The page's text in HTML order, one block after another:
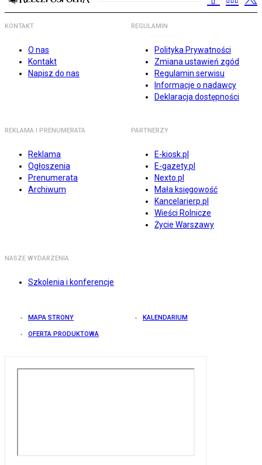
KONTAKT
O nas
Kontakt
Napisz do nas
REGULAMIN
Polityka Prywatności
Zmiana ustawień zgód
Regulamin serwisu
Informacje o nadawcy
Deklaracja dostępności
REKLAMA I PRENUMERATA
Reklama
Ogłoszenia
Prenumerata
Archiwum
PARTNERZY
E-kiosk.pl
E-gazety.pl
Nexto.pl
Mała księgowość
Kancelarierp.pl
Wieści Rolnicze
Życie Warszawy
NASZE WYDARZENIA
Szkolenia i konferencje
MAPA STRONY KALENDARIUM
OFERTA PRODUKTOWA